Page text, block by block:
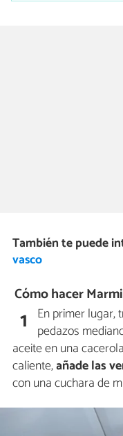
También te puede
vasco
Cómo hacer
1 En primer lugar,
pedazos
aceite en una
caliente,añade las
con una cuchara de